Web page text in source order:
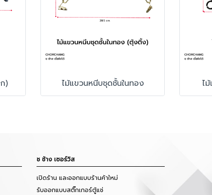
) ไม้แขวนหนีบชุดชั้นในทอง ไ
ช ช้าง เซอร์วิส
เปิดร้าน และออกแบบร้านค้าใหม่
รับออกแบบสติ๊กเกอร์ตู้แช่